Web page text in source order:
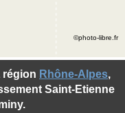
région Rhône-Alpes,
Saint-Etienne
©photo-libre.fr